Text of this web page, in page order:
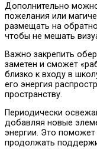
Дополнительно
пожелания или
размещать на
чтобы не мешать
Важно закрепить
заметен и сможет
близко к входу в
его энергия
пространству.
Периодически
добавляя новые
энергии. Это
продолжать